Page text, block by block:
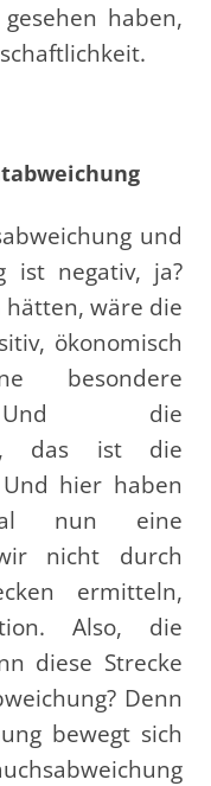
haben,
und
ist negativ, ja?
wäre die
ökonomisch
besondere
Und die
das ist die
hier haben
nun eine
nicht durch
ermitteln,
Also, die
diese Strecke
Denn
bewegt sich